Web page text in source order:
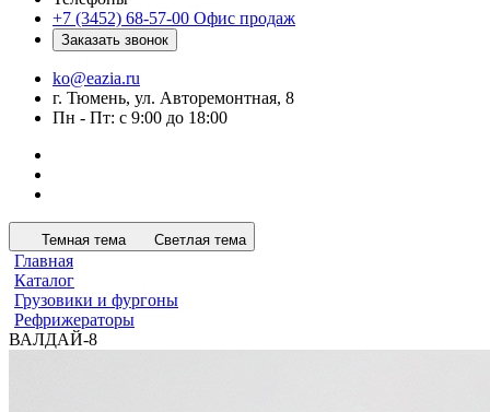
+7 (3452) 68-57-00 Офис продаж
Заказать звонок
ko@eazia.ru
г. Тюмень, ул. Авторемонтная, 8
Пн - Пт: с 9:00 до 18:00
Темная тема Светлая тема
Главная
Каталог
Грузовики и фургоны
Рефрижераторы
ВАЛДАЙ-8